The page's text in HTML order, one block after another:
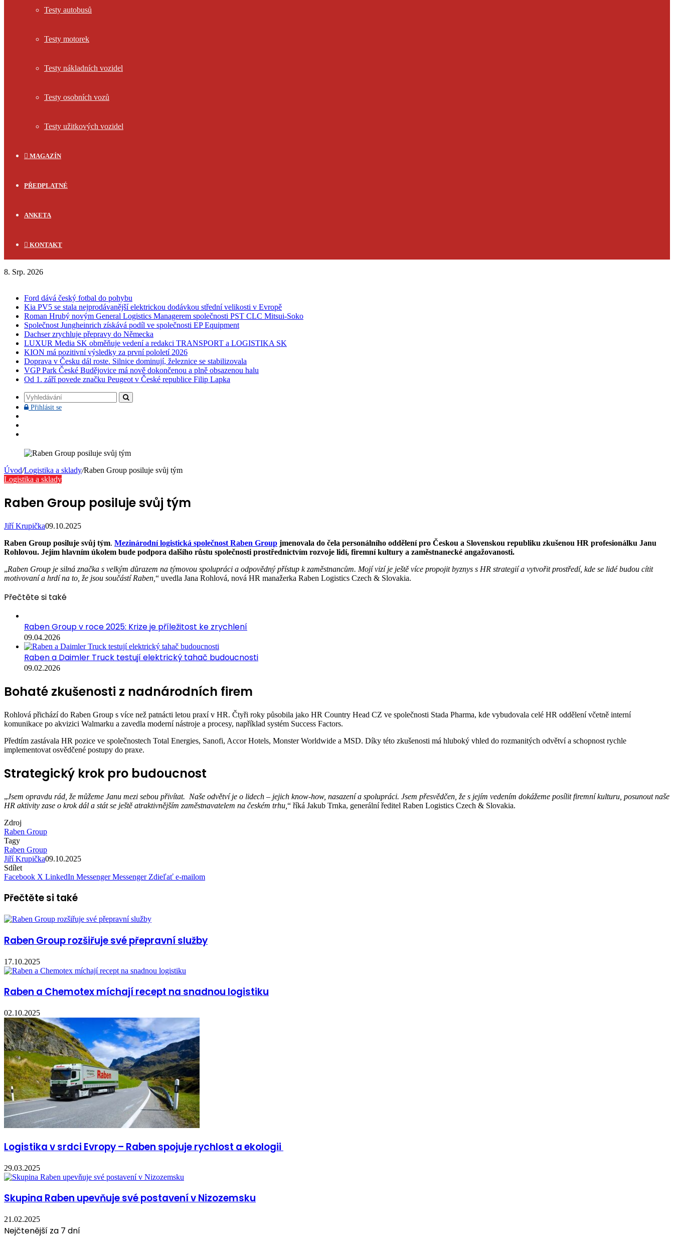
Testy autobusů
Testy motorek
Testy nákladních vozidel
Testy osobních vozů
Testy užitkových vozidel
MAGAZÍN
PŘEDPLATNÉ
ANKETA
KONTAKT
8. Srp. 2026
Ford dává český fotbal do pohybu
Kia PV5 se stala nejprodávanější elektrickou dodávkou střední velikosti v Evropě
Roman Hrubý novým General Logistics Managerem společnosti PST CLC Mitsui-Soko
Společnost Jungheinrich získává podíl ve společnosti EP Equipment
Dachser zrychluje přepravy do Německa
LUXUR Media SK obměňuje vedení a redakci TRANSPORT a LOGISTIKA SK
KION má pozitivní výsledky za první pololetí 2026
Doprava v Česku dál roste. Silnice dominují, železnice se stabilizovala
VGP Park České Budějovice má nově dokončenou a plně obsazenou halu
Od 1. září povede značku Peugeot v České republice Filip Lapka
Vyhledávání
Přihlásit sePřihlásit
Úvod/Logistika a sklady/Raben Group posiluje svůj tým
Logistika a sklady
Raben Group posiluje svůj tým
Jiří Krupička09.10.2025
Raben Group posiluje svůj tým. Mezinárodní logistická společnost Raben Group jmenovala do čela personálního oddělení pro Českou a Slovenskou republiku zkušenou HR profesionálku Janu
Rohlovou. Jejím hlavním úkolem bude podpora dalšího růstu společnosti prostřednictvím rozvoje lidí, firemní kultury a zaměstnanecké angažovanosti.
„Raben Group je silná značka s velkým důrazem na týmovou spolupráci a odpovědný přístup k zaměstnancům. Mojí vizí je ještě více propojit byznys s HR strategií a vytvořit prostředí, kde se lidé budou cítit
motivovaní a hrdí na to, že jsou součástí Raben, “ uvedla Jana Rohlová, nová HR manažerka Raben Logistics Czech & Slovakia.
Přečtěte si také
Raben Group v roce 2025: Krize je příležitost ke zrychlení
09.04.2026
Raben a Daimler Truck testují elektrický tahač budoucnosti
09.02.2026
Bohaté zkušenosti z nadnárodních firem
Rohlová přichází do Raben Group s více než patnácti letou praxí v HR. Čtyři roky působila jako HR Country Head CZ ve společnosti Stada Pharma, kde vybudovala celé HR oddělení včetně interní
komunikace po akvizici Walmarku a zavedla moderní nástroje a procesy, například systém Success Factors.
Předtím zastávala HR pozice ve společnostech Total Energies, Sanofi, Accor Hotels, Monster Worldwide a MSD. Díky této zkušenosti má hluboký vhled do rozmanitých odvětví a schopnost rychle
implementovat osvědčené postupy do praxe.
Strategický krok pro budoucnost
„Jsem opravdu rád, že můžeme Janu mezi sebou přivítat. Naše odvětví je o lidech – jejich know-how, nasazení a spolupráci. Jsem přesvědčen, že s jejím vedením dokážeme posílit firemní kulturu, posunout naše
HR aktivity zase o krok dál a stát se ještě atraktivnějším zaměstnavatelem na českém trhu, “ říká Jakub Trnka, generální ředitel Raben Logistics Czech & Slovakia.
Zdroj
Raben Group
Tagy
Raben Group
Jiří Krupička09.10.2025
Sdílet
Facebook X LinkedIn Messenger Messenger Zdieľať e-mailom
Přečtěte si také
Raben Group rozšiřuje své přepravní služby
17.10.2025
Raben a Chemotex míchají recept na snadnou logistiku
02.10.2025
Logistika v srdci Evropy – Raben spojuje rychlost a ekologii
29.03.2025
Skupina Raben upevňuje své postavení v Nizozemsku
21.02.2025
Nejčtenější za 7 dní